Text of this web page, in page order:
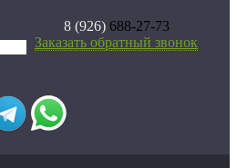
8 (926)688-27-73
Заказать обратный звонок